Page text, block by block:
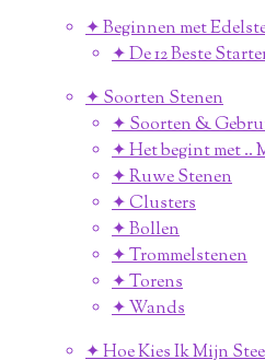
✦ Beginnen met
✦ De 12 Beste
✦ Soorten Stenen
✦ Soorten &
✦ Het begint met ..
✦ Ruwe Stenen
✦ Clusters
✦ Bollen
✦ Trommelstenen
✦ Torens
✦ Wands
✦ Hoe Kies Ik Mijn